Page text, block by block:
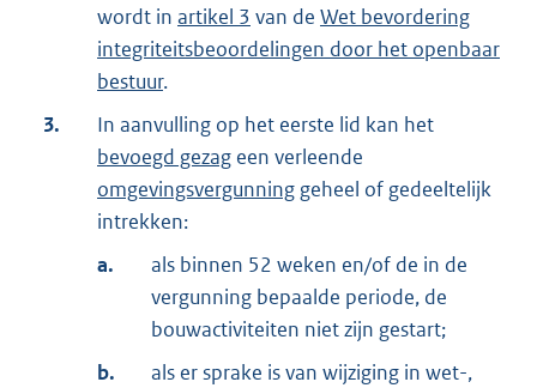
wordt in artikel 3 van de Wet bevordering
integriteitsbeoordelingen door het openbaar
bestuur.
3.
In aanvulling op het eerste lid kan het
bevoegd gezag een verleende
omgevingsvergunning geheel of gedeeltelijk
intrekken:
a.
als binnen 52 weken en/of de in de
vergunning bepaalde periode, de
bouwactiviteiten niet zijn gestart;
b.
als er sprake is van wijziging in wet-,